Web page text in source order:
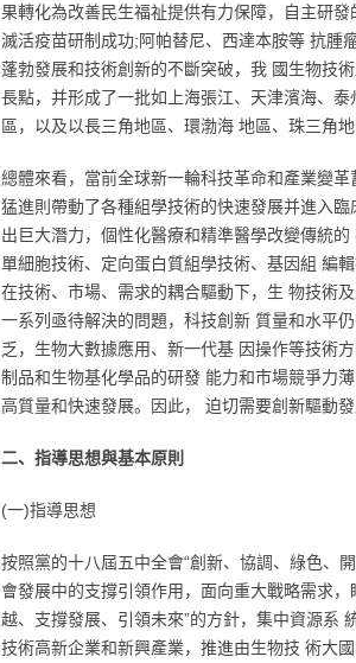
果轉化為改善民生福祉提供有力保障，自主研
滅活疫苗研制成功;阿帕替尼、西達本胺等 抗腫
蓬勃發展和技術創新的不斷突破，我 國生物技
長點，并形成了一批如上海張江、天津濱海、
區，以及以長三角地區、環渤海 地區、珠三角
總體來看，當前全球新一輪科技革命和產業變
猛進則帶動了各種組學技術的快速發展并進入
出巨大潛力，個性化醫療和精準醫學改變傳統
單細胞技術、定向蛋白質組學技術、基因組 編
在技術、市場、需求的耦合驅動下，生 物技術
一系列亟待解決的問題，科技創新 質量和水平
乏，生物大數據應用、新一代基 因操作等技術
制品和生物基化學品的研發 能力和市場競爭力
高質量和快速發展。因此， 迫切需要創新驅動
二、指導思想與基本原則
(一)指導思想
按照黨的十八屆五中全會“創新、協調、綠色、
會發展中的支撐引領作用，面向重大戰略需求
越、支撐發展、引領未來”的方針，集中資源系
技術高新企業和新興產業，推進由生物技 術大